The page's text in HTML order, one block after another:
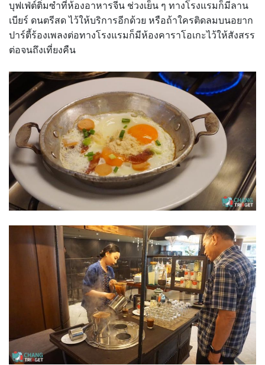
บุฟเฟ่ต์ติ่มซำที่ห้องอาหารจีน ช่วงเย็น ๆ ทางโรงแรมก็มีลาน
เบียร์ ดนตรีสด ไว้ให้บริการอีกด้วย หรือถ้าใครติดลมบนอยาก
ปาร์ตี้ร้องเพลงต่อทางโรงแรมก็มีห้องคาราโอเกะไว้ให้สังสรร
ต่อจนถึงเที่ยงคืน